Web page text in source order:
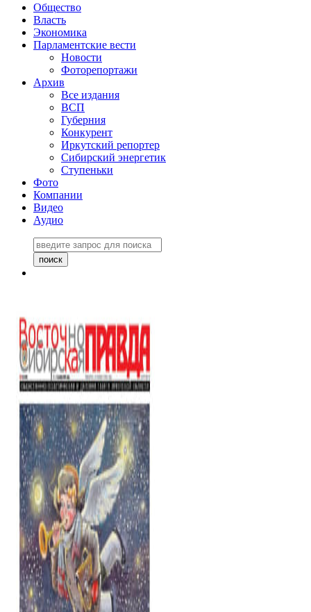
Общество
Власть
Экономика
Парламентские вести
Новости
Фоторепортажи
Архив
Все издания
ВСП
Губерния
Конкурент
Иркутский репортер
Сибирский энергетик
Ступеньки
Фото
Компании
Видео
Аудио